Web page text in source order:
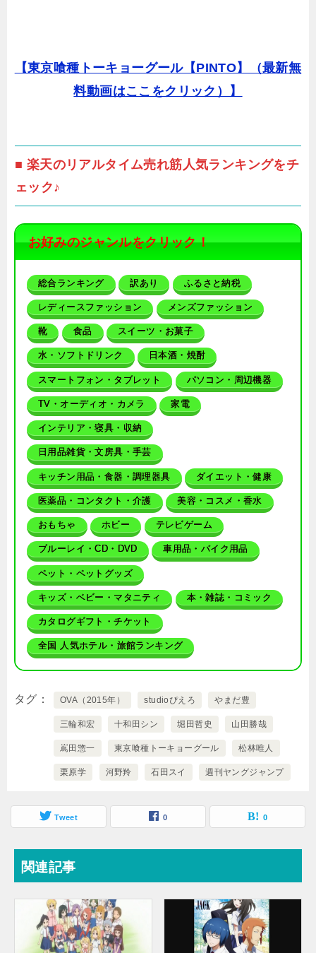
【東京喰種トーキョーグール【PINTO】（最新無
料動画はここをクリック）】
■ 楽天のリアルタイム売れ筋人気ランキングをチ
ェック♪
お好みのジャンルをクリック！
総合ランキング 訳あり ふるさと納税
レディースファッション メンズファッション
靴 食品 スイーツ・お菓子
水・ソフトドリンク 日本酒・焼酎
スマートフォン・タブレット パソコン・周辺機器
TV・オーディオ・カメラ 家電
インテリア・寝具・収納
日用品雑貨・文房具・手芸
キッチン用品・食器・調理器具 ダイエット・健康
医薬品・コンタクト・介護 美容・コスメ・香水
おもちゃ ホビー テレビゲーム
ブルーレイ・CD・DVD 車用品・バイク用品
ペット・ペットグッズ
キッズ・ベビー・マタニティ 本・雑誌・コミック
カタログギフト・チケット
全国 人気ホテル・旅館ランキング
タグ OVA（2015年） studioぴえろ やまだ豊
三輪和宏 十和田シン 堀田哲史 山田勝哉
嶌田惣一 東京喰種トーキョーグール 松林唯人
栗原学 河野羚 石田スイ 週刊ヤングジャンプ
Tweet 0 0
関連記事